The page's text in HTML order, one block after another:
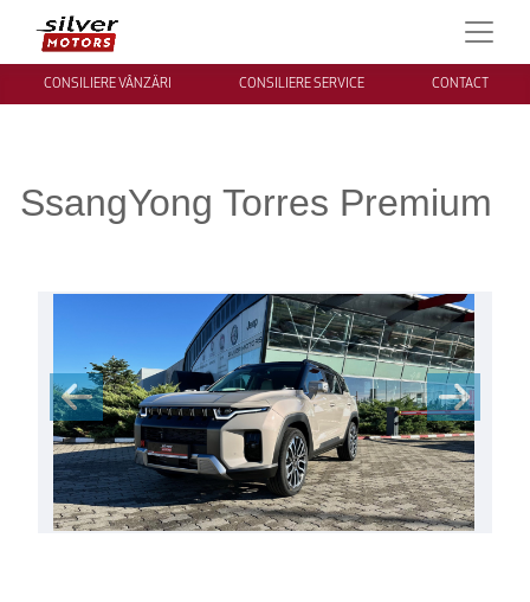
CONSILIERE VÂNZĂRI CONSILIERE SERVICE CONTACT
SsangYong Torres Premium